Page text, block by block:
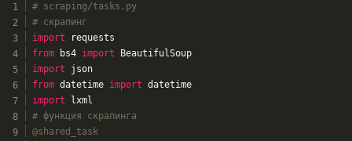
# scraping/tasks.py
# скрапинг
import requests
from bs4 import BeautifulSoup
import json
from datetime import datetime
import lxml
# функция скрапинга
@shared_task